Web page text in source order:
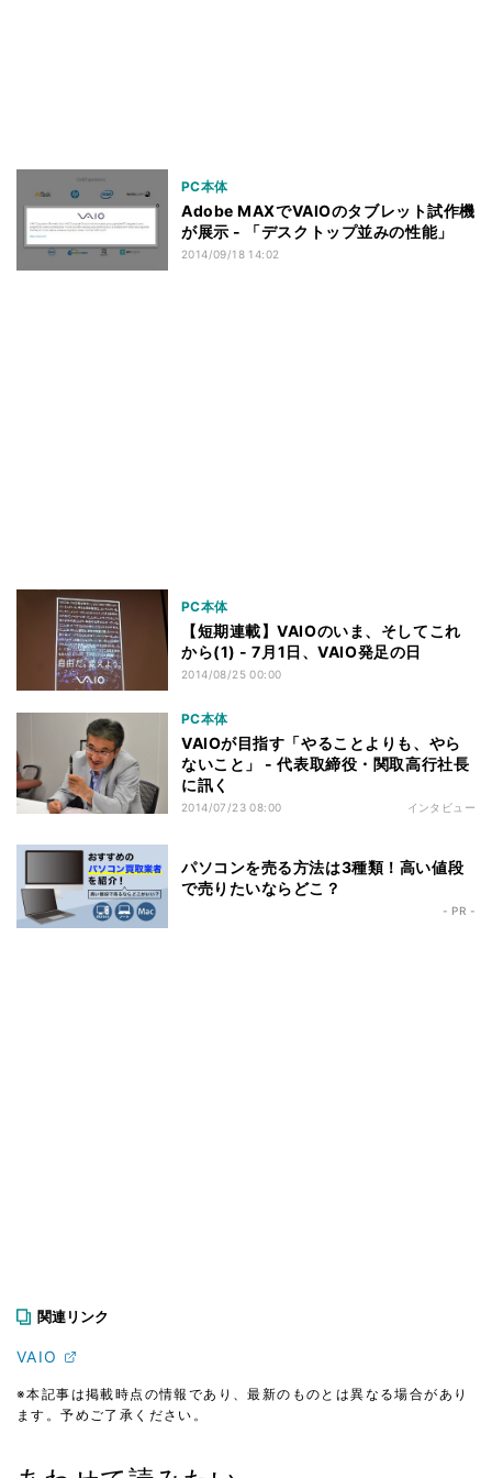
PC本体
Adobe MAXでVAIOのタブレット試作機
が展示 - 「デスクトップ並みの性能」
2014/09/18 14:02
PC本体
【短期連載】VAIOのいま、そしてこれ
から(1) - 7月1日、VAIO発足の日
2014/08/25 00:00
PC本体
VAIOが目指す「やることよりも、やら
ないこと」 - 代表取締役・関取高行社長
に訊く
2014/07/23 08:00 インタビュー
パソコンを売る方法は3種類！高い値段
で売りたいならどこ？
- PR -
関連リンク
VAIO
※本記事は掲載時点の情報であり、最新のものとは異なる場合があり
ます。予めご了承ください。